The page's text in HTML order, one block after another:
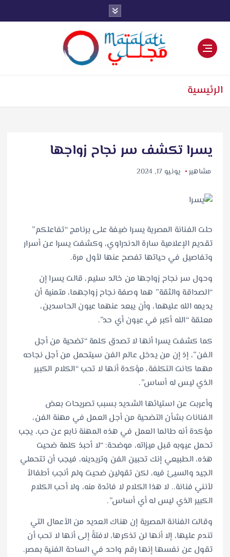
ل
الرئيسية
يسرا تكشف سر نجاح زواجها
مشاهير يونيو 17, 2024
حلت الفنانة المصرية يسرا ضيفة على برنامج “تفاعلكم”
تقديم الإعلامية سارة الدندراوي، وكشفت يسرا عن أسرار
وتفاصيل في حياتها تفصح عنها لأول مرة.
وحول سر نجاح زواجها من خالد سليم، قالت يسرا إن
“الصداقة والثقة” هما وصفة نجاح زواجهما، متمنية أن
يديمه الله عليهما، وأن يبعد عنهما عيون الحاسدين،
معلقة “الله أكبر في عيون أي حد”.
كما كشفت يسرا أنها لا تصدق كلمة “تضحية من أجل
الفن”، إذ إن من يدخل عالم الفن سيتحمل من أجل نجاحه
مهما كانت التكلفة، مؤكدة أنها لا تحب “الكلام الكبير
الذي ليس له أساس”.
وأعربت عن استيائها الشديد بسبب تصريحات بعض
الفنانات بشأن التضحية من أجل العمل في مهنة الفن،
مؤكدة أنه طالما العمل في هذه المهنة نابع عن حب، يجب
تحمل عيوبه قبل ميزاته، موضحة: “لا أحبذ كلمة ضحيت
هذه، الطبيعي إنك تحبين الفن وتريدينه، فيجب أن تتحملي
الجيد والسيئ فيه، لكن تقولين ضحيت ولم أنجب أطفالاً
لأنني فنانة.. لا هذا الكلام لا فائدة منه، ولا أحب الكلام
الكبير الذي ليس له أي أساس”.
وقالت الفنانة المصرية إن هناك العديد من الأعمال التي
تندم عليها، إلا أنها لن تذكرها، لافتةً إلى أنها لا تحب أن
تقول عن نفسها إنها رقم واحد في الساحة الفنية بمصر.